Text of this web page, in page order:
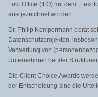
Law Office (ILO) mit dem
ausgezeichnet worden.
Dr. Philip Kempermann berät
Datenschutzprojekten,
Verwertung von
Unternehmen bei der
Die Client Choice Awards
der Entscheidung sind die